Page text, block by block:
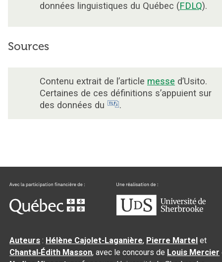
données linguistiques du Québec (FDLQ).
Sources
Contenu extrait de l’article messe d’Usito.
Certaines de ces définitions s’appuient sur
des données du
.
Auteurs : Hélène Cajolet-Laganière, Pierre Martel et
Chantal‑Édith Masson, avec le concours de Louis Mercier